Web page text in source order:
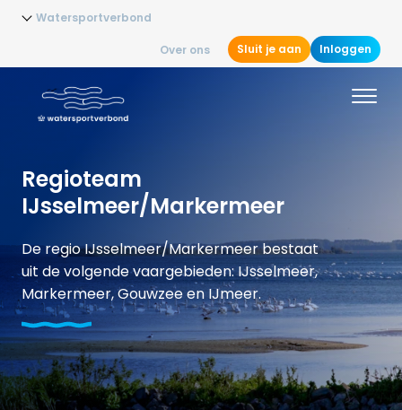
Watersportverbond
Over ons Sluit je aan Inloggen
Regioteam
IJsselmeer/Markermeer
De regio IJsselmeer/Markermeer bestaat
uit de volgende vaargebieden: IJsselmeer,
Markermeer, Gouwzee en IJmeer.